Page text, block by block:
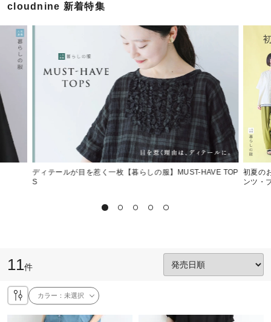
cloudnine 新着特集
ディテールが目を惹く一枚【暮らしの服】MUST-HAVE TOP
S
初夏の
ンツ・
11件
カラー：未選択